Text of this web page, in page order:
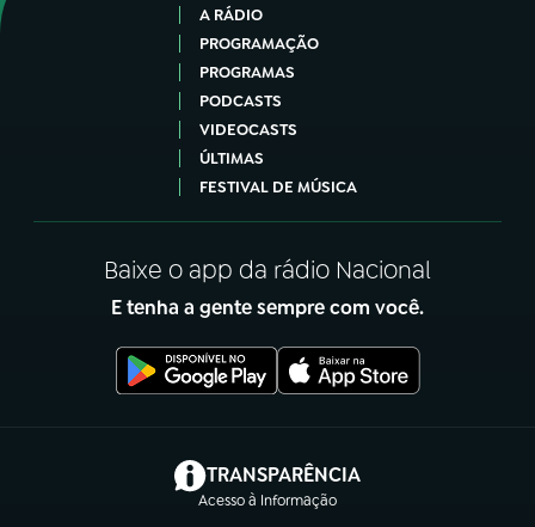
A RÁDIO
PROGRAMAÇÃO
PROGRAMAS
PODCASTS
VIDEOCASTS
ÚLTIMAS
FESTIVAL DE MÚSICA
Baixe o app da rádio Nacional
E tenha a gente sempre com você.
TRANSPARÊNCIA
Acesso à Informação
(abre em nova aba)